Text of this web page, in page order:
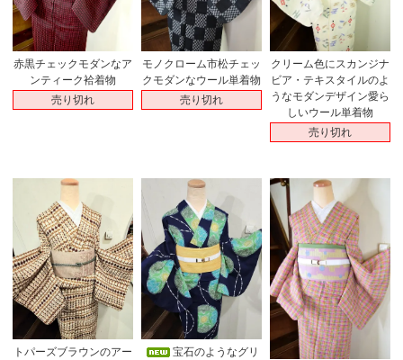
赤黒チェックモダンなア
ンティーク袷着物
売り切れ
モノクローム市松チェッ
クモダンなウール単着物
売り切れ
クリーム色にスカンジナ
ビア・テキスタイルのよ
うなモダンデザイン愛ら
しいウール単着物
売り切れ
トパーズブラウンのアー
宝石のようなグリ